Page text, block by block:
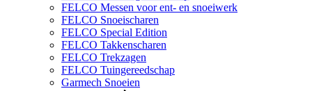
FELCO Messen voor ent- en snoeiwerk
FELCO Snoeischaren
FELCO Special Edition
FELCO Takkenscharen
FELCO Trekzagen
FELCO Tuingereedschap
Garmech Snoeien